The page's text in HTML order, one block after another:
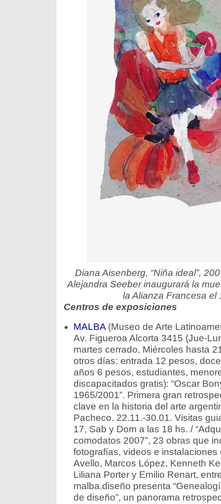
Diana Aisenberg, “Niña ideal”,
Alejandra Seeber inaugurará la
la Alianza Francesa el
Centros de exposiciones
MALBA(Museo de Arte
Av. Figueroa Alcorta 3415 (Jue-
martes cerrado, Miércoles hasta
otros días: entrada 12 pesos,
años 6 pesos, estudiantes,
discapacitados gratis): “Oscar
1965/2001”. Primera gran
clave en la historia del arte
Pacheco. 22.11.-30.01. Visitas
17, Sab y Dom a las 18 hs. /
comodatos 2007”, 23 obras que
fotografías, videos e instalaciones
Avello, Marcos López, Kenneth
Liliana Porter y Emilio Renart,
malba.diseño presenta
de diseño”, un panorama